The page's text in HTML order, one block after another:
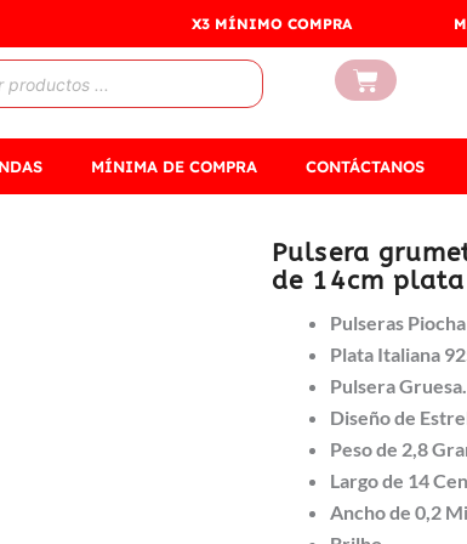
X3 MÍNIMO COMPRA
Carrito
MÍNIMA DE COMPRA CONTÁCTANOS
Pulsera
de 14cm
Pulseras
Plata Italiana
Pulsera Gruesa.
Diseño de
Peso de 2,8
Largo de 14
Ancho de 0,2